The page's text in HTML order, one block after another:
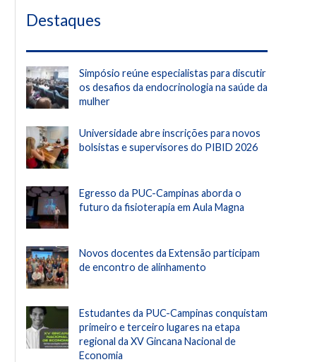
Destaques
Simpósio reúne especialistas para discutir
os desafios da endocrinologia na saúde da
mulher
Universidade abre inscrições para novos
bolsistas e supervisores do PIBID 2026
Egresso da PUC-Campinas aborda o
futuro da fisioterapia em Aula Magna
Novos docentes da Extensão participam
de encontro de alinhamento
Estudantes da PUC-Campinas conquistam
primeiro e terceiro lugares na etapa
regional da XV Gincana Nacional de
Economia